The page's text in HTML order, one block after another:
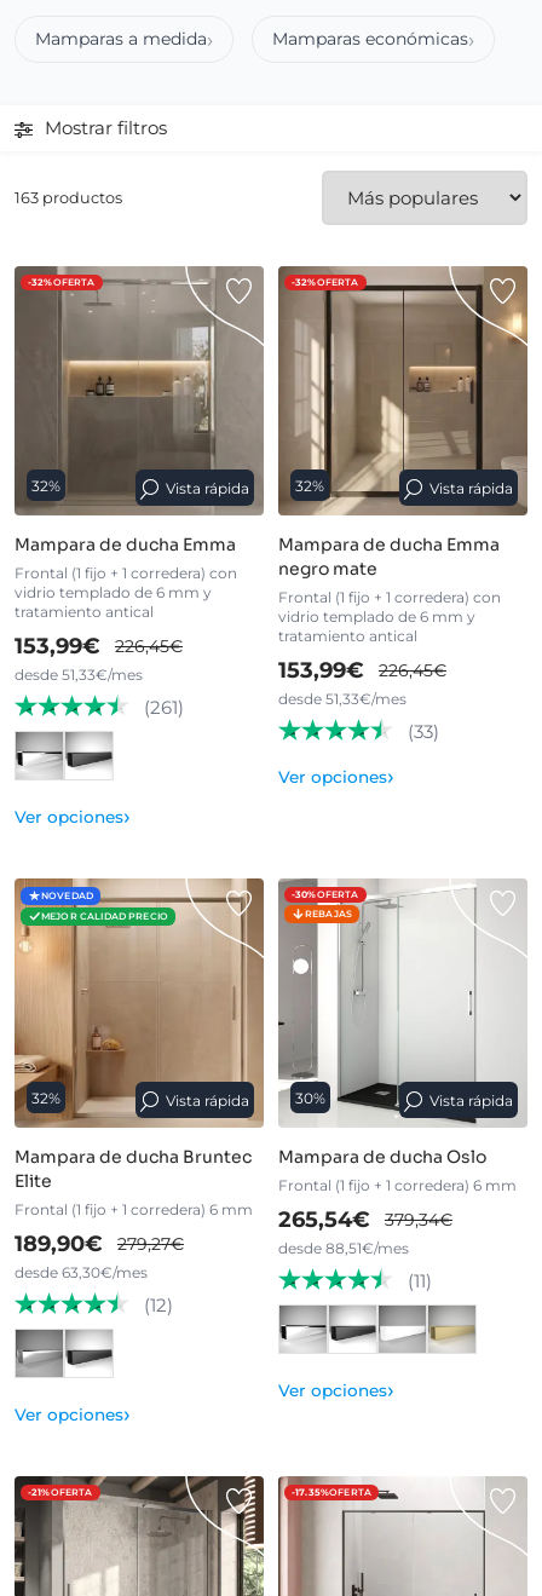
Mamparas a medida Mamparas económicas
Mostrar filtros
163 productos
-32%OFERTA
32% Vista rápida
Mampara de ducha Emma
Frontal (1 fijo + 1 corredera) con
vidrio templado de 6 mm y
tratamiento antical
153,99€ 226,45€
desde 51,33€/mes
(261)
Ver opciones›
-32%OFERTA
32% Vista rápida
Mampara de ducha Emma
negro mate
Frontal (1 fijo + 1 corredera) con
vidrio templado de 6 mm y
tratamiento antical
153,99€ 226,45€
desde 51,33€/mes
(33)
Ver opciones›
NOVEDAD
MEJOR CALIDAD PRECIO
32% Vista rápida
Mampara de ducha Bruntec
Elite
Frontal (1 fijo + 1 corredera) 6 mm
189,90€ 279,27€
desde 63,30€/mes
(12)
Ver opciones›
-30%OFERTA
REBAJAS
30% Vista rápida
Mampara de ducha Oslo
Frontal (1 fijo + 1 corredera) 6 mm
265,54€ 379,34€
desde 88,51€/mes
(11)
Ver opciones›
-21%OFERTA -17.35%OFERTA